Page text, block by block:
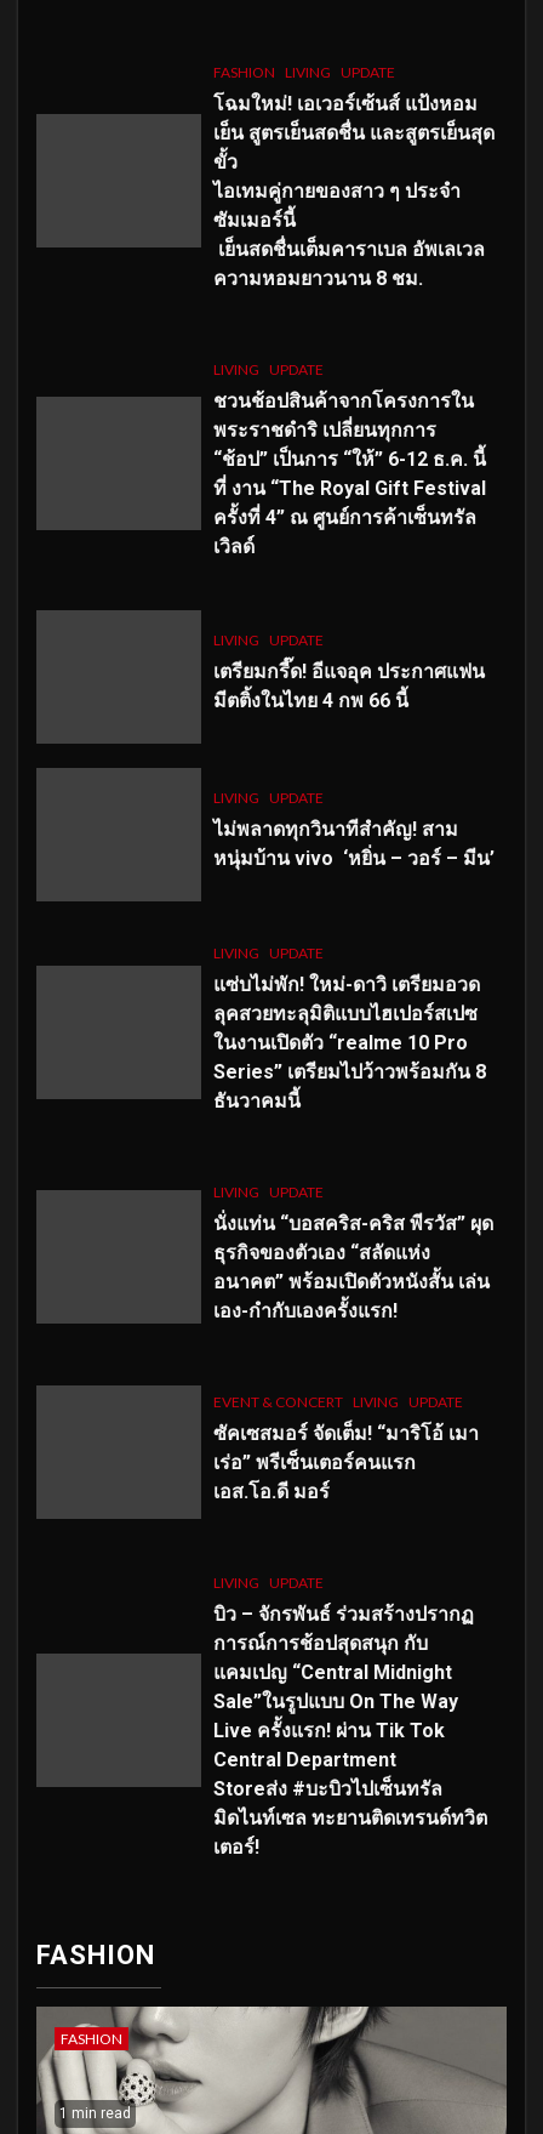
FASHION LIVING UPDATE
โฉมใหม่! เอเวอร์เซ้นส์ แป้งหอม
เย็น สูตรเย็นสดชื่น และสูตรเย็นสุด
ขั้ว
ไอเทมคู่กายของสาว ๆ ประจำ
ซัมเมอร์นี้
เย็นสดชื่นเต็มคาราเบล อัพเลเวล
ความหอมยาวนาน 8 ชม.
LIVING UPDATE
ชวนช้อปสินค้าจากโครงการใน
พระราชดำริ เปลี่ยนทุกการ
“ช้อป” เป็นการ “ให้” 6-12 ธ.ค. นี้
ที่ งาน “The Royal Gift Festival
ครั้งที่ 4” ณ ศูนย์การค้าเซ็นทรัล
เวิลด์
LIVING UPDATE
เตรียมกรี๊ด! อีแจอุค ประกาศแฟน
มีตติ้งในไทย 4 กพ 66 นี้
LIVING UPDATE
ไม่พลาดทุกวินาทีสำคัญ! สาม
หนุ่มบ้าน vivo ‘หยิ่น – วอร์ – มีน’
LIVING UPDATE
แซ่บไม่พัก! ใหม่-ดาวิ เตรียมอวด
ลุคสวยทะลุมิติแบบไฮเปอร์สเปซ
ในงานเปิดตัว “realme 10 Pro
Series” เตรียมไปว้าวพร้อมกัน 8
ธันวาคมนี้
LIVING UPDATE
นั่งแท่น “บอสคริส-คริส พีรวัส” ผุด
ธุรกิจของตัวเอง “สลัดแห่ง
อนาคต” พร้อมเปิดตัวหนังสั้น เล่น
เอง-กำกับเองครั้งแรก!
EVENT & CONCERT LIVING UPDATE
ซัคเซสมอร์ จัดเต็ม! “มาริโอ้ เมา
เร่อ” พรีเซ็นเตอร์คนแรก
เอส.โอ.ดี มอร์
LIVING UPDATE
บิว – จักรพันธ์ ร่วมสร้างปรากฏ
การณ์การช้อปสุดสนุก กับ
แคมเปญ “Central Midnight
Sale”ในรูปแบบ On The Way
Live ครั้งแรก! ผ่าน Tik Tok
Central Department
Storeส่ง #บะบิวไปเซ็นทรัล
มิดไนท์เซล ทะยานติดเทรนด์ทวิต
เตอร์!
FASHION
FASHION
1 min read